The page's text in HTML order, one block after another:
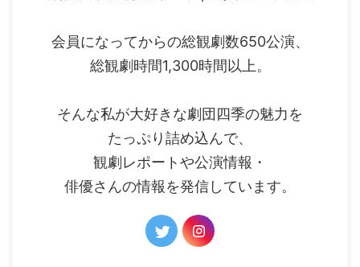
会員になってからの総観劇数650公演、
総観劇時間1,300時間以上。
そんな私が大好きな劇団四季の魅力を
たっぷり詰め込んで、
観劇レポートや公演情報・
俳優さんの情報を発信しています。